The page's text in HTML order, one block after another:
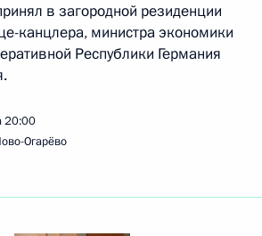
в загородной резиденции
канцлера, министра экономики
Республики Германия
20:00
Огарёво